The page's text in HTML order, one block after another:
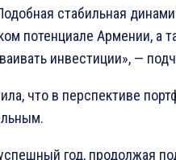
стабильная
потенциале Армении, а
инвестиции», —
что в перспективе
год, продолжая